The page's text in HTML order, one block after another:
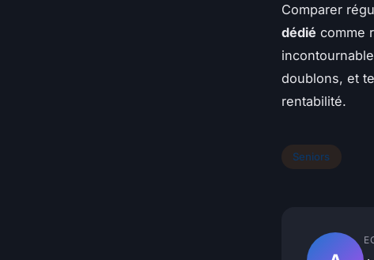
Comparer
dédié comme
doublons, et
rentabilité.
Seniors